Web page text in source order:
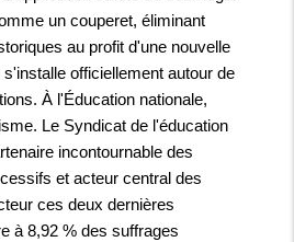
un couperet, éliminant
au profit d'une nouvelle
officiellement autour de
À l'Éducation nationale,
Le Syndicat de l'éducation
incontournable des
et acteur central des
ces deux dernières
à 8,92 % des suffrages